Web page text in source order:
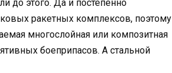
до этого. Да и постепенно
ракетных комплексов, поэтому
многослойная или композитная
боеприпасов. А стальной